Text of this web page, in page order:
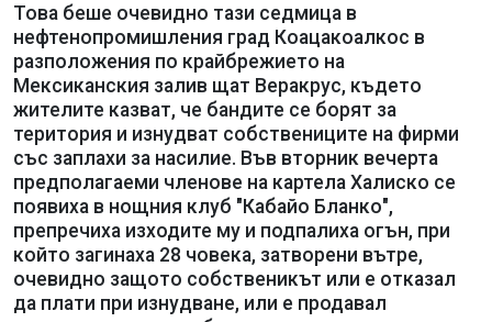
Това беше очевидно тази седмица в
нефтенопромишления град Коацакоалкос в
разположения по крайбрежието на
Мексиканския залив щат Веракрус, където
жителите казват, че бандите се борят за
територия и изнудват собствениците на фирми
със заплахи за насилие. Във вторник вечерта
предполагаеми членове на картела Халиско се
появиха в нощния клуб "Кабайо Бланко",
препречиха изходите му и подпалиха огън, при
който загинаха 28 човека, затворени вътре,
очевидно защото собственикът или е отказал
да плати при изнудване, или е продавал